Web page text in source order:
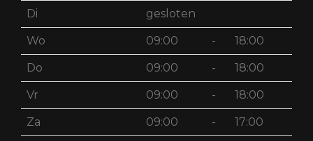
Di gesloten
Wo 09:00 - 18:00
Do 09:00 - 18:00
Vr 09:00 - 18:00
Za 09:00 - 17:00